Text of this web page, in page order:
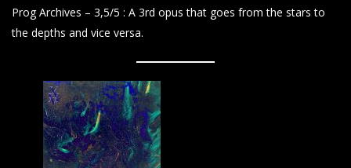
Prog Archives – 3,5/5 : A 3rd opus that goes from the stars to
the depths and vice versa.